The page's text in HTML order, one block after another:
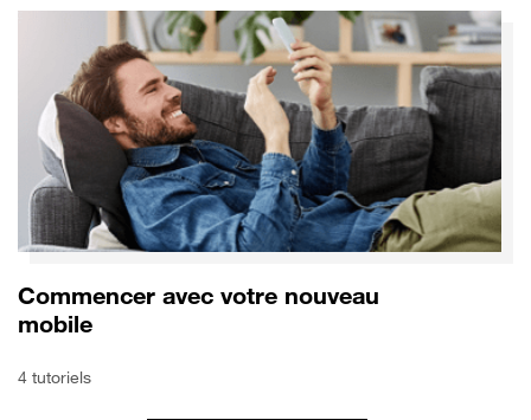
Commencer avec votre nouveau
mobile
4 tutoriels